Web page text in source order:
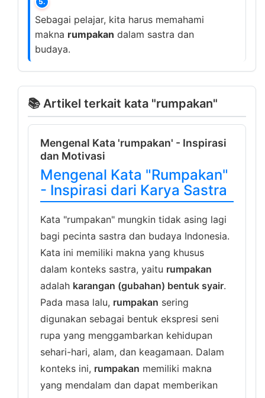
Sebagai pelajar, kita harus memahami
makna rumpakan dalam sastra dan
budaya.
📚 Artikel terkait kata "rumpakan"
Mengenal Kata 'rumpakan' - Inspirasi
dan Motivasi
Mengenal Kata "Rumpakan"
- Inspirasi dari Karya Sastra
Kata "rumpakan" mungkin tidak asing lagi
bagi pecinta sastra dan budaya Indonesia.
Kata ini memiliki makna yang khusus
dalam konteks sastra, yaitu rumpakan
adalah karangan (gubahan) bentuk syair.
Pada masa lalu, rumpakan sering
digunakan sebagai bentuk ekspresi seni
rupa yang menggambarkan kehidupan
sehari-hari, alam, dan keagamaan. Dalam
konteks ini, rumpakan memiliki makna
yang mendalam dan dapat memberikan